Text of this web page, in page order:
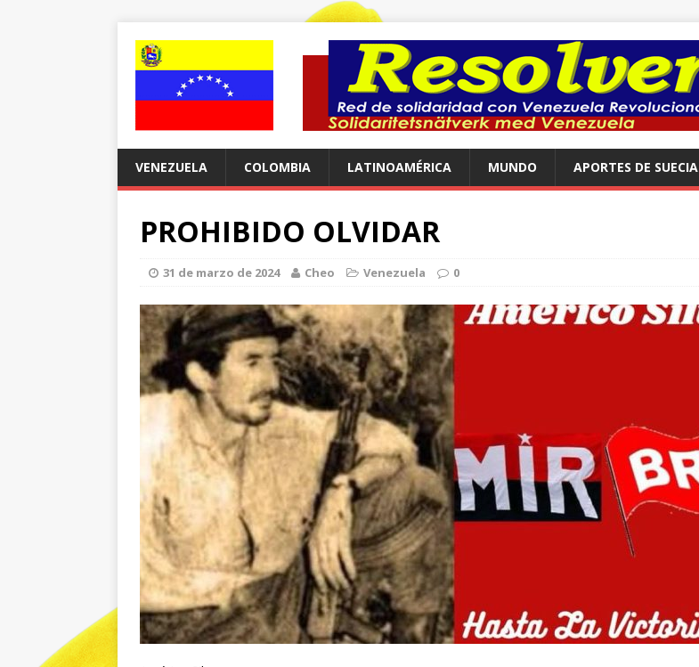
VENEZUELA COLOMBIA LATINOAMÉRICA MUNDO APORTES DE SUECIA
PROHIBIDO OLVIDAR
31 de marzo de 2024 Cheo Venezuela 0